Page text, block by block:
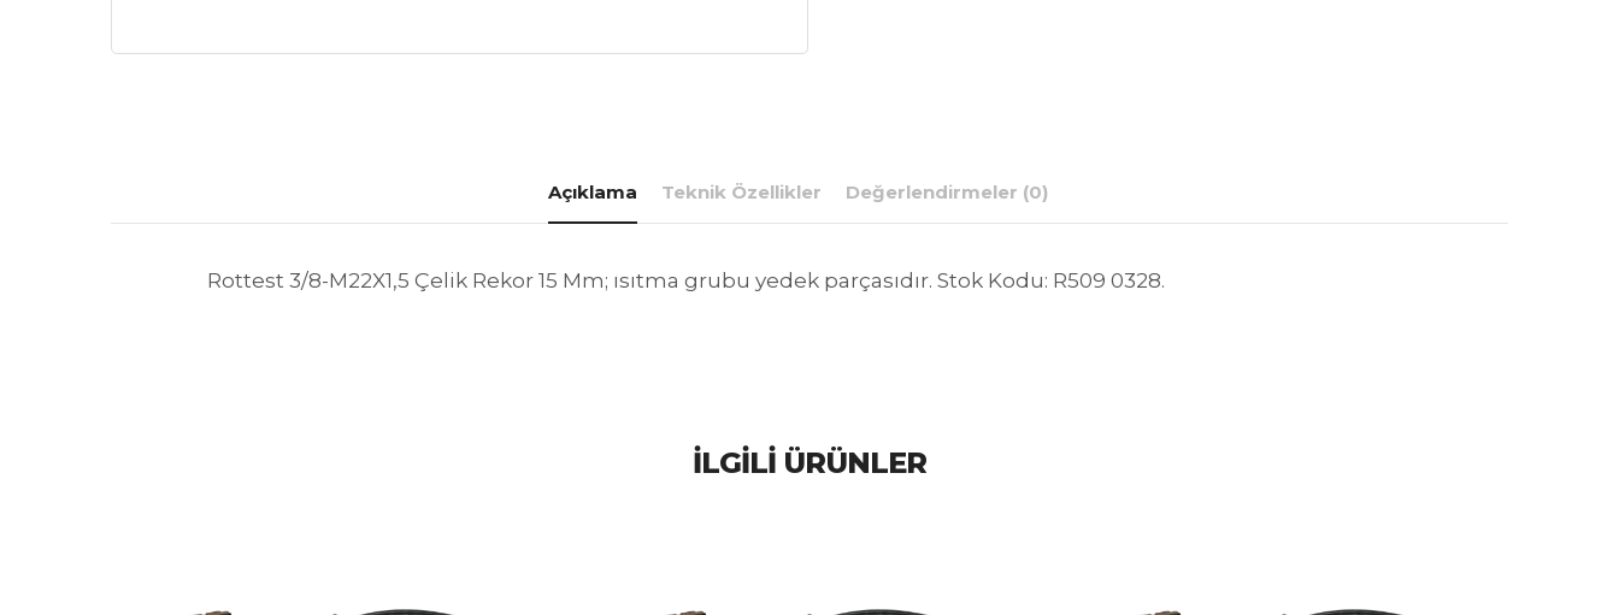
Açıklama Teknik Özellikler Değerlendirmeler (0)
Rottest 3/8-M22X1,5 Çelik Rekor 15 Mm; ısıtma grubu yedek parçasıdır. Stok Kodu: R509 0328.
İLGILI ÜRÜNLER